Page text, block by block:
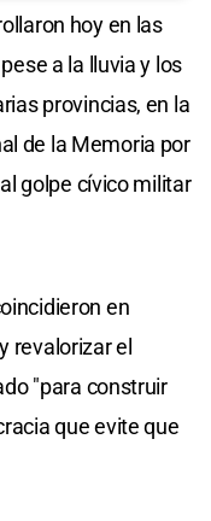
hoy en las
a la lluvia y los
provincias, en la
de la Memoria por
golpe cívico militar
en
revalorizar el
"para construir
que evite que